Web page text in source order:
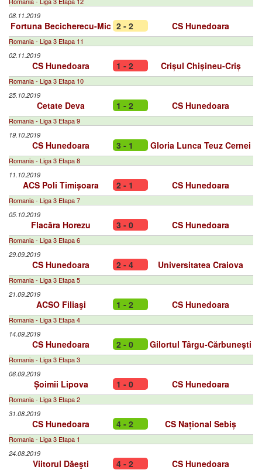
08.11.2019
Fortuna Becicherecu-Mic 2 - 2 CS Hunedoara
Romania - Liga 3 Etapa 11
02.11.2019
CS Hunedoara 1 - 2 Crișul Chișineu-Criș
Romania - Liga 3 Etapa 10
25.10.2019
Cetate Deva 1 - 2 CS Hunedoara
Romania - Liga 3 Etapa 9
19.10.2019
CS Hunedoara 3 - 1 Gloria Lunca Teuz Cernei
Romania - Liga 3 Etapa 8
11.10.2019
ACS Poli Timișoara 2 - 1 CS Hunedoara
Romania - Liga 3 Etapa 7
05.10.2019
Flacăra Horezu 3 - 0 CS Hunedoara
Romania - Liga 3 Etapa 6
29.09.2019
CS Hunedoara 2 - 4 Universitatea Craiova
Romania - Liga 3 Etapa 5
21.09.2019
ACSO Filiaşi 1 - 2 CS Hunedoara
Romania - Liga 3 Etapa 4
14.09.2019
CS Hunedoara 2 - 0 Gilortul Târgu-Cărbuneşti
Romania - Liga 3 Etapa 3
06.09.2019
Șoimii Lipova 1 - 0 CS Hunedoara
Romania - Liga 3 Etapa 2
31.08.2019
CS Hunedoara 4 - 2 CS Național Sebiș
Romania - Liga 3 Etapa 1
24.08.2019
Viitorul Dăeşti 4 - 2 CS Hunedoara